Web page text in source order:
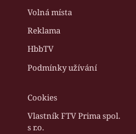
Volná místa
Reklama
HbbTV
Podmínky užívání
Cookies
Vlastník FTV Prima spol.
s r.o.